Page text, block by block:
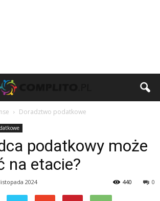
Doradztwo podatkowe
podatkowy może
na etacie?
2024 0
440